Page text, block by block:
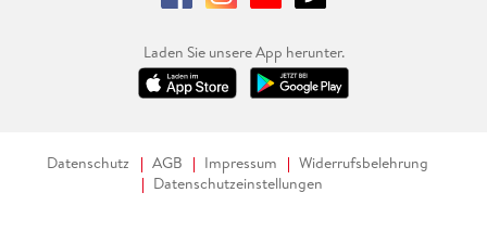
Laden Sie unsere App herunter.
Datenschutz AGB Impressum
Widerrufsbelehrung
Datenschutzeinstellungen